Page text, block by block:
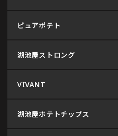
ピュアポテト
湖池屋ストロング
VIVANT
湖池屋ポテトチップス